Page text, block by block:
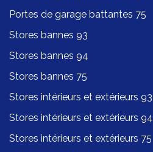
Portes de garage battantes 75
Stores bannes 93
Stores bannes 94
Stores bannes 75
Stores intérieurs et extérieurs 93
Stores intérieurs et extérieurs 94
Stores intérieurs et extérieurs 75